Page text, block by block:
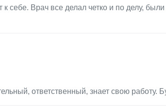
себе. Врач все делал четко и по делу,
ответственный, знает свою работу.